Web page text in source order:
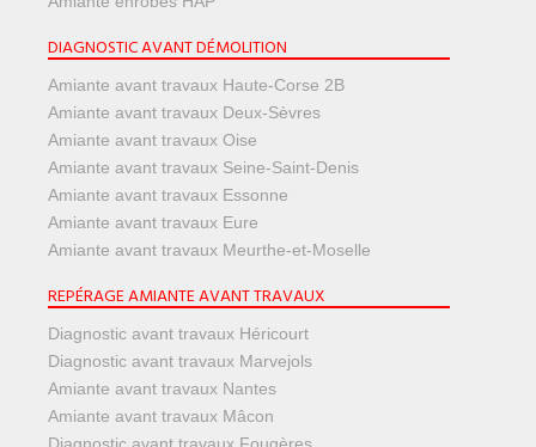
DIAGNOSTIC AVANT DÉMOLITION
Amiante avant travaux Haute-Corse 2B
Amiante avant travaux Deux-Sèvres
Amiante avant travaux Oise
Amiante avant travaux Seine-Saint-Denis
Amiante avant travaux Essonne
Amiante avant travaux Eure
Amiante avant travaux Meurthe-et-Moselle
REPÉRAGE AMIANTE AVANT TRAVAUX
Diagnostic avant travaux Héricourt
Diagnostic avant travaux Marvejols
Amiante avant travaux Nantes
Amiante avant travaux Mâcon